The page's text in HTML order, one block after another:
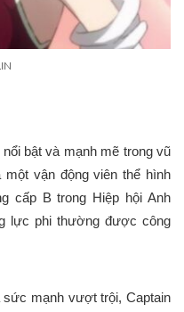
bật và mạnh mẽ trong vũ
vận động viên thể hình
cấp B trong Hiệp hội Anh
lực phi thường được công
mạnh vượt trội, Captain